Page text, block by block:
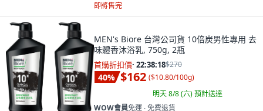
即將售完
MEN's Biore 台灣公司貨 10倍炭男性專用 去
味體香沐浴乳, 750g, 2瓶
首購折扣價· 22:38:16$270
40% $162 ($10.80/100g)
明天 8/8 (六)預計送達
WOW會員免運 ∙ 免費退貨